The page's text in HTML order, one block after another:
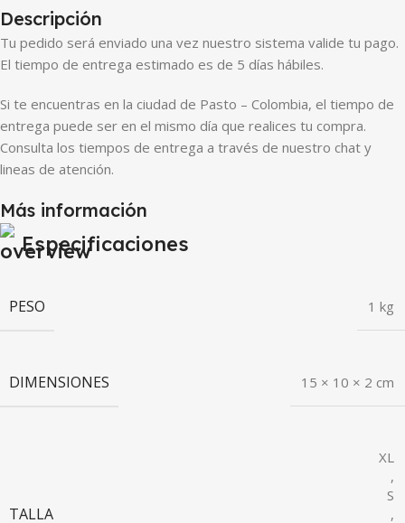
Descripción
Tu pedido será enviado una vez nuestro sistema valide tu pago.
El tiempo de entrega estimado es de 5 días hábiles.
Si te encuentras en la ciudad de Pasto – Colombia, el tiempo de
entrega puede ser en el mismo día que realices tu compra.
Consulta los tiempos de entrega a través de nuestro chat y
lineas de atención.
Más información
Especificaciones
PESO 1 kg
DIMENSIONES 15 × 10 × 2 cm
TALLA
XL
,
S
,